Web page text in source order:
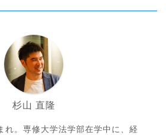
杉山 直隆
れ。専修大学法学部在学中に、経